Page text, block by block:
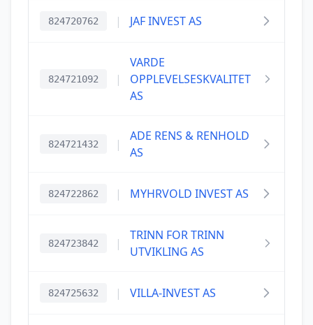
824720762 | JAF INVEST AS
824721092 |
VARDE
OPPLEVELSESKVALITET
AS
824721432 |
ADE RENS & RENHOLD
AS
824722862 | MYHRVOLD INVEST AS
824723842 |
TRINN FOR TRINN
UTVIKLING AS
824725632 | VILLA-INVEST AS